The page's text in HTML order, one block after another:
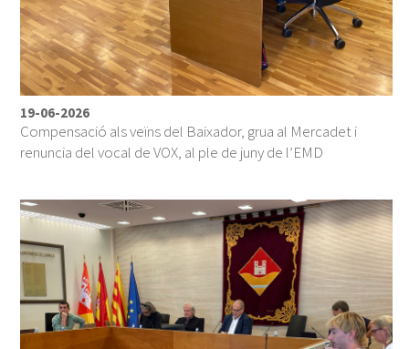
19-06-2026
Compensació als veïns del Baixador, grua al Mercadet i
renuncia del vocal de VOX, al ple de juny de l’EMD